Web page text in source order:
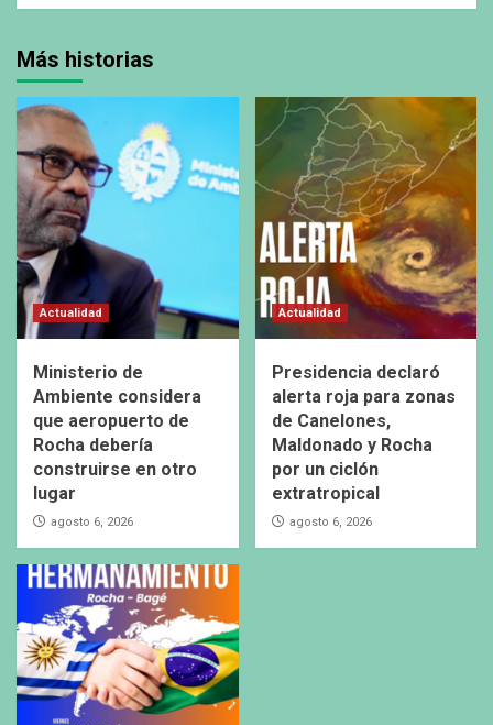
Más historias
Actualidad
Ministerio de
Ambiente considera
que aeropuerto de
Rocha debería
construirse en otro
lugar
agosto 6, 2026
Actualidad
Presidencia declaró
alerta roja para zonas
de Canelones,
Maldonado y Rocha
por un ciclón
extratropical
agosto 6, 2026